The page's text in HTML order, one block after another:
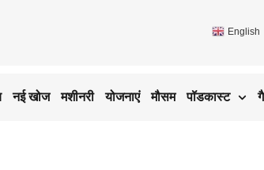
English
नई खोज मशीनरी योजनाएं मौसम पॉडकास्ट